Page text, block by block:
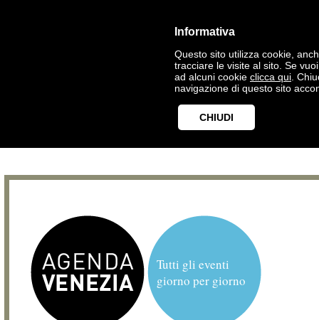
Informativa
Questo sito utilizza cookie,
tracciare le visite al sito. Se
ad alcuni cookie clicca qui .
navigazione di questo sito
CHIUDI
Tutti gli eventi
giorno per giorno